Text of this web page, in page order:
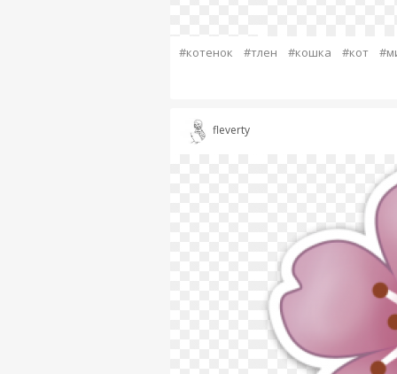
#котенок #тлен #кошка #кот
fleverty